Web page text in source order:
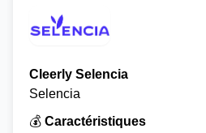
Cleerly Selencia
Selencia
💰 Caractéristiques